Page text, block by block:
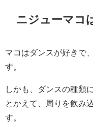
ニジューマコ
マコはダンスが好きで
す。
しかも、ダンスの種類
とかえて、周りを飲み
す。